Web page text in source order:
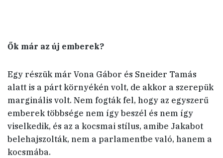
Ők már az új emberek?
Egy részük már Vona Gábor és Sneider Tamás
alatt is a párt környékén volt, de akkor a szerepük
marginális volt. Nem fogták fel, hogy az egyszerű
emberek többsége nem így beszél és nem így
viselkedik, és az a kocsmai stílus, amibe Jakabot
belehajszolták, nem a parlamentbe való, hanem a
kocsmába.